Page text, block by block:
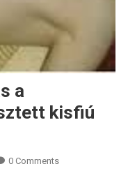
a
kisfiú
0 Comments